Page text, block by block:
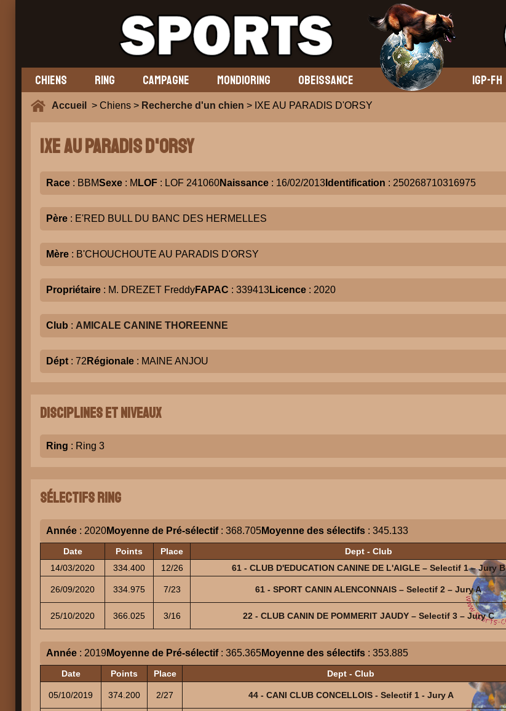
CHIENS RING CAMPAGNE MONDIORING OBEISSANCE IGP-FH
Accueil > Chiens > Recherche d'un chien > IXE AU PARADIS D'ORSY
IXE AU PARADIS D'ORSY
Race : BBMSexe : M LOF : LOF 241060Naissance : 16/02/2013 Identification : 250268710316975
Père : E'RED BULL DU BANC DES HERMELLES
Mère : B'CHOUCHOUTE AU PARADIS D'ORSY
Propriétaire : M. DREZET FreddyFAPAC : 339413Licence : 2020
Club : AMICALE CANINE THOREENNE
Dépt : 72 Régionale : MAINE ANJOU
Disciplines et niveaux
Ring : Ring 3
Sélectifs Ring
Année : 2020Moyenne de Pré-sélectif: 368.705Moyenne des sélectifs : 345.133
Date Points Place Dept - Club
14/03/2020
334.400 12/26 61 - CLUB D'EDUCATION CANINE DE L'AIGLE – Selectif 1 – Jury B
26/09/2020 334.975 7/23 61 - SPORT CANIN ALENCONNAIS – Selectif 2 – Jury A
25/10/2020 366.025 3/16 22 - CLUB CANIN DE POMMERIT JAUDY – Selectif 3 – Jury C
Année : 2019Moyenne de Pré-sélectif: 365.365Moyenne des sélectifs : 353.885
Date Points Place Dept - Club
05/10/2019 374.200 2/27 44 - CANI CLUB CONCELLOIS - Selectif 1 - Jury A